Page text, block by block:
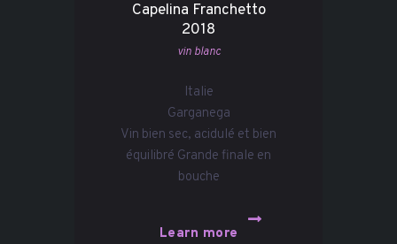
Capelina Franchetto
2018
vin blanc
Italie
Garganega
Vin bien sec, acidulé et bien
équilibré Grande finale en
bouche
Learn more